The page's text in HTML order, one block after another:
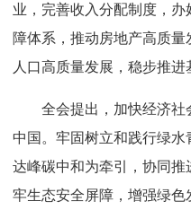
业，完善收入分配制度，
障体系，推动房地产高质
人口高质量发展，稳步推进
全会提出，加快经济
中国。牢固树立和践行绿
达峰碳中和为牵引，协同
牢生态安全屏障，增强绿